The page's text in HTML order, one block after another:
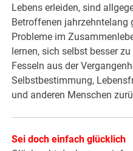
Lebens erleiden, sind
Betroffenen jahrzehntelang
Probleme im
lernen, sich selbst besser
Fesseln aus der
Selbstbestimmung,
und anderen Menschen
Sei doch einfach glücklich